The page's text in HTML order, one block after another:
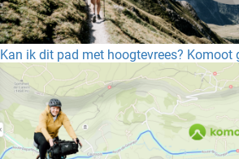
Kan ik dit pad met hoogtevrees? Komoot